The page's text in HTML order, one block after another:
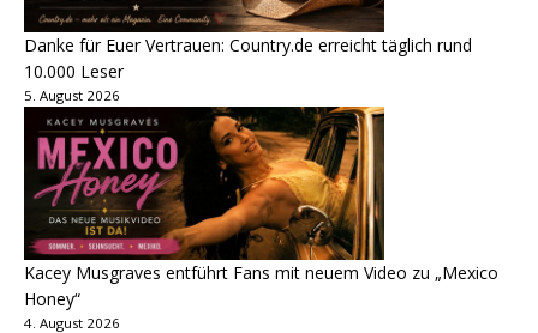
Danke für Euer Vertrauen: Country.de erreicht täglich rund
10.000 Leser
5. August 2026
Kacey Musgraves entführt Fans mit neuem Video zu „Mexico
Honey“
4. August 2026